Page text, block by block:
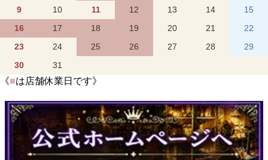
9
10 11 12 13 14
15
16
17 18 19 20 21
22
23
24 25 26 27 28
29
30
31
《■は店舗休業日です》